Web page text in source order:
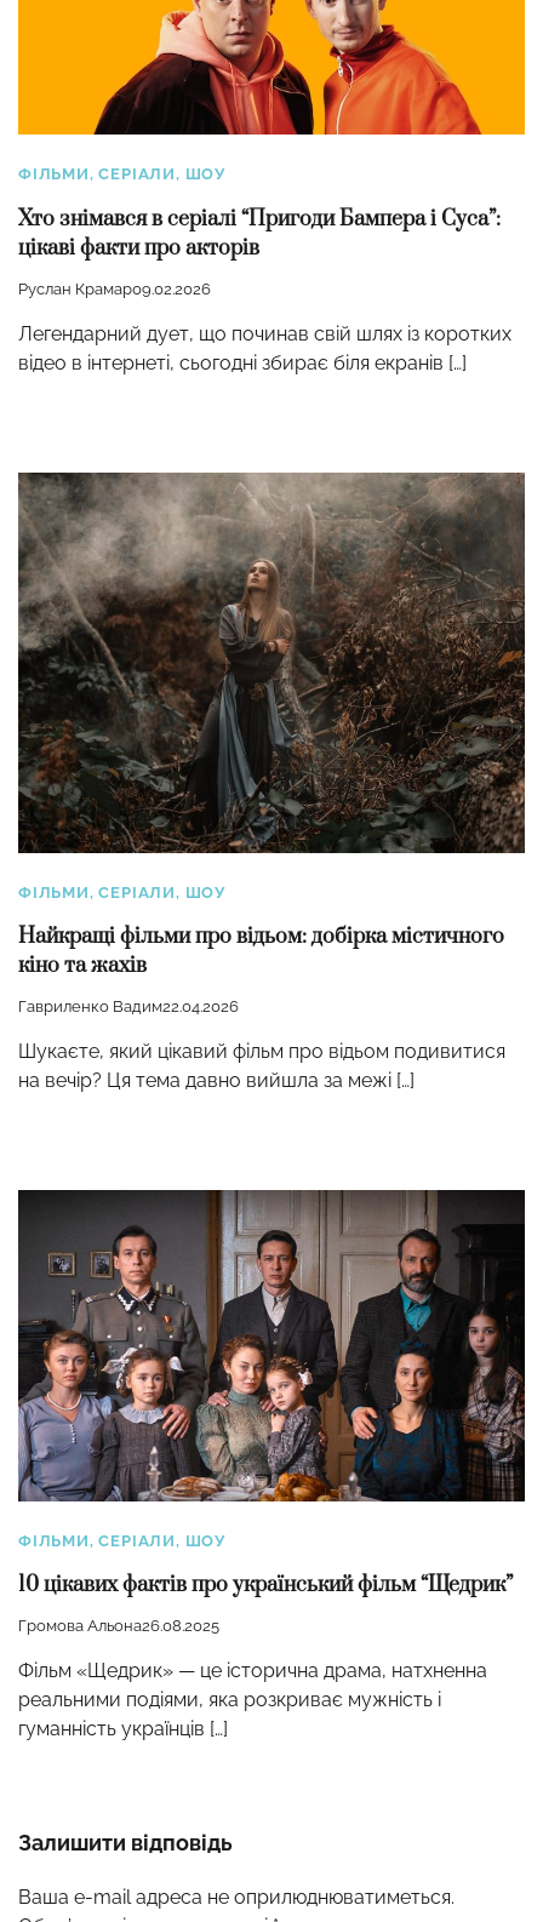
ФІЛЬМИ, СЕРІАЛИ, ШОУ
Хто знімався в серіалі “Пригоди Бампера і Суса”:
цікаві факти про акторів
Руслан Крамар09.02.2026
Легендарний дует, що починав свій шлях із коротких
відео в інтернеті, сьогодні збирає біля екранів […]
ФІЛЬМИ, СЕРІАЛИ, ШОУ
Найкращі фільми про відьом: добірка містичного
кіно та жахів
Гавриленко Вадим22.04.2026
Шукаєте, який цікавий фільм про відьом подивитися
на вечір? Ця тема давно вийшла за межі […]
ФІЛЬМИ, СЕРІАЛИ, ШОУ
10 цікавих фактів про український фільм “Щедрик”
Громова Альона26.08.2025
Фільм «Щедрик» — це історична драма, натхненна
реальними подіями, яка розкриває мужність і
гуманність українців […]
Залишити відповідь
Ваша e-mail адреса не оприлюднюватиметься.